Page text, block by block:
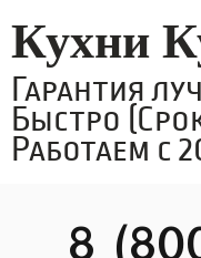
Кухни
Гарантия
Быстро
Работаем с
8